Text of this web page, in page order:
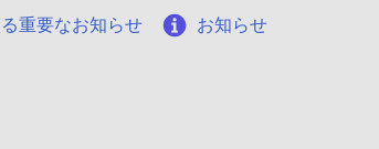
重要なお知らせ お知らせ